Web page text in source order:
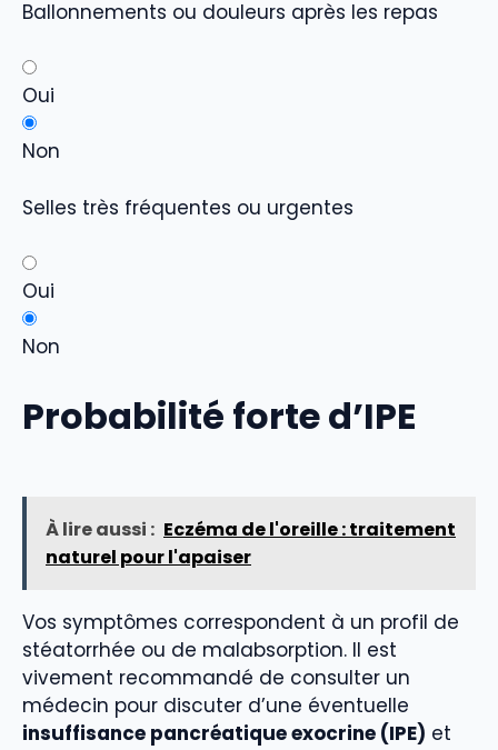
Ballonnements ou douleurs après les repas
Oui
Non
Selles très fréquentes ou urgentes
Oui
Non
Probabilité forte d’IPE
À lire aussi : Eczéma de l'oreille : traitement
naturel pour l'apaiser
Vos symptômes correspondent à un profil de
stéatorrhée ou de malabsorption. Il est
vivement recommandé de consulter un
médecin pour discuter d’une éventuelle
insuffisance pancréatique exocrine (IPE) et